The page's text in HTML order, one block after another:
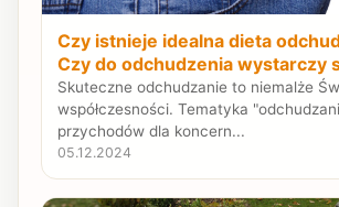
Czy istnieje idealna dieta
Czy do odchudzenia wystarczy
Skuteczne odchudzanie to niemalże
współczesności. Tematyka
przychodów dla koncern...
05.12.2024